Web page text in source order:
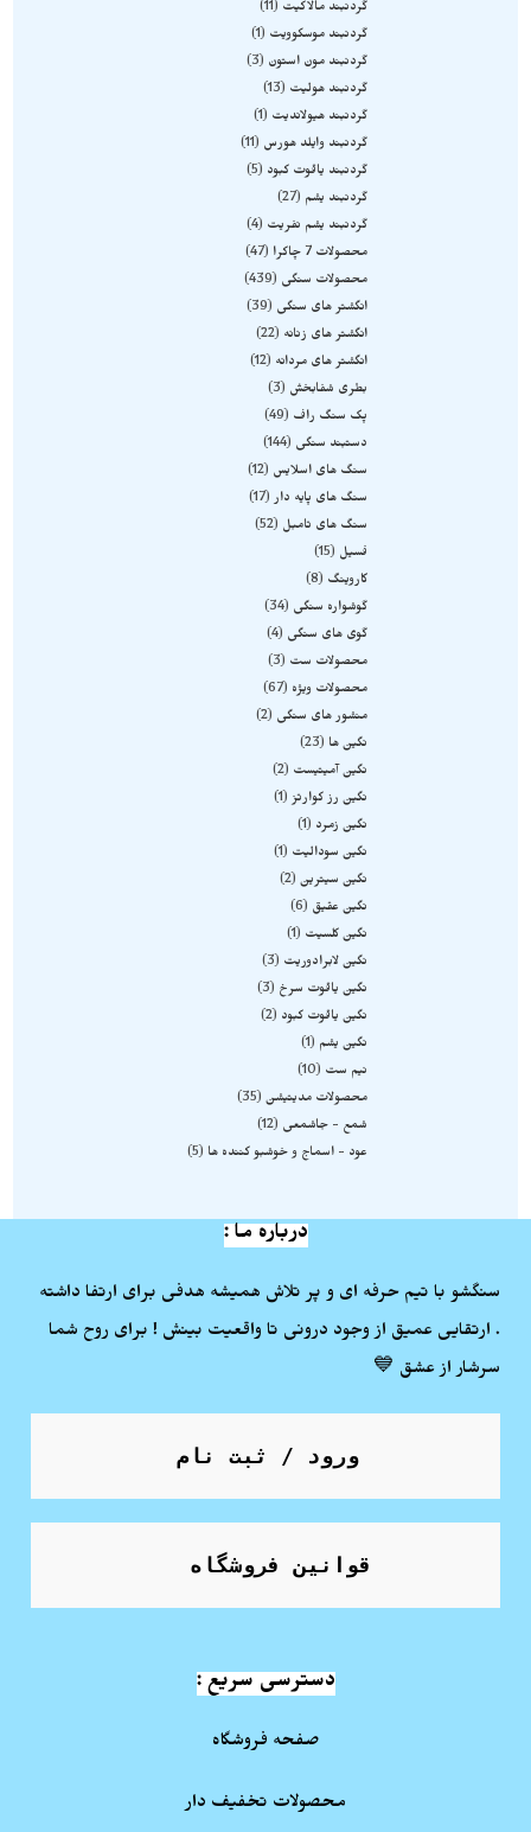
گردنبند مالاکیت
11
گردنبند موسکوویت
1
گردنبند مون استون
3
گردنبند هولیت
13
گردنبند هیولاندیت
1
گردنبند وایلد هورس
11
گردنبند یاقوت کبود
5
گردنبند یشم
27
گردنبند یشم نفریت
4
محصولات 7 چاکرا
47
محصولات سنگی
439
انگشتر های سنگی
39
انگشتر های زنانه
22
انگشتر های مردانه
12
بطری شفابخش
3
پک سنگ راف
49
دستبند سنگی
144
سنگ های اسلایس
12
سنگ های پایه دار 17
سنگ های تامبل
52
فسیل
15
کاروینگ
8
گوشواره سنگی
34
گوی های سنگی
4
محصولات ست
3
محصولات ویژه
67
منشور های سنگی
2
نگین ها
23
نگین آمیتیست
2
نگین رز کوارتز 1
نگین زمرد
1
نگین سودالیت
1
نگین سیترین 2
نگین عقیق
6
نگین کلسیت
1
نگین لابرادوریت
3
نگین یاقوت سرخ
3
نگین یاقوت کبود
2
نگین یشم
1
نیم ست
10
محصولات مدیتیشن 35
شمع - جاشمعی
12
عود - اسماج و خوشبو کننده ها
5
درباره ما :
سنگشو با تیم حرفه ای و پر تلاش همیشه هدفی برای ارتفا داشته
. ارتقایی عمیق از وجود درونی تا واقعیت بینش ! برای روح شما
سرشار از عشق 💙
ورود / ثبت نام
قوانین فروشگاه
دسترسی سریع :
صفحه فروشگاه
محصولات تخفیف دار